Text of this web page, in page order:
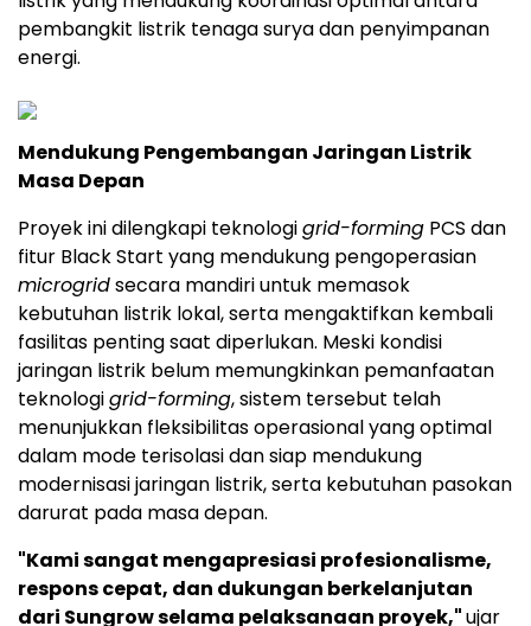
pembangkit listrik tenaga surya dan penyimpanan
energi.
Mendukung Pengembangan Jaringan Listrik
Masa Depan
Proyek ini dilengkapi teknologigrid-forming PCS dan
fitur Black Start yang mendukung pengoperasian
microgridsecara mandiri untuk memasok
kebutuhan listrik lokal, serta mengaktifkan kembali
fasilitas penting saat diperlukan. Meski kondisi
jaringan listrik belum memungkinkan pemanfaatan
teknologigrid-forming, sistem tersebut telah
menunjukkan fleksibilitas operasional yang optimal
dalam mode terisolasi dan siap mendukung
modernisasi jaringan listrik, serta kebutuhan pasokan
darurat pada masa depan.
"Kami sangat mengapresiasi profesionalisme,
respons cepat, dan dukungan berkelanjutan
dari Sungrow selama pelaksanaan proyek,"ujar